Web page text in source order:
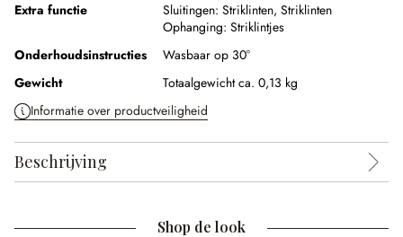
Extra functie
Sluitingen: Striklinten, Striklinten
Ophanging: Striklintjes
Onderhoudsinstructies
Wasbaar op 30°
Gewicht
Totaalgewicht ca. 0,13 kg
Informatie over productveiligheid
Beschrijving
Shop de look